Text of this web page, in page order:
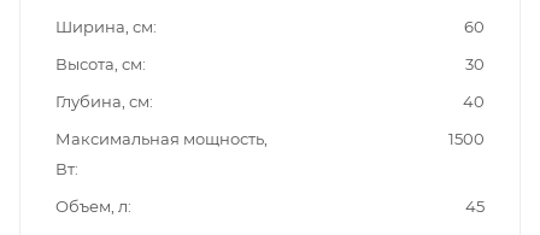
Ширина, см
60
Высота, см
30
Глубина, см
40
Максимальная мощность,
Вт
1500
Объем, л
45